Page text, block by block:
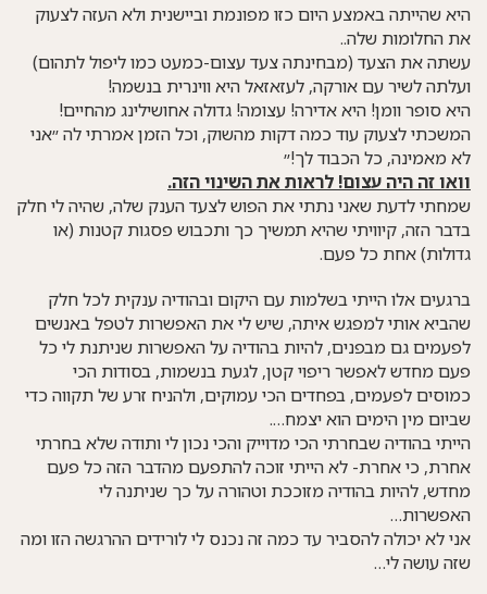
היא שהייתה באמצע היום כזו מפונמת וביישנית ולא העזה לצעוק
את החלומות שלה..
עשתה את הצעד (מבחינתה צעד עצום-כמעט כמו ליפול לתהום)
ועלתה לשיר עם אורקה, לעזאזאל היא ווינרית בנשמה!
היא סופר וומן! היא אדירה! עצומה! גדולה אחושילינג מהחיים!
המשכתי לצעוק עוד כמה דקות מהשוק, וכל הזמן אמרתי לה ״אני
לא מאמינה, כל הכבוד לך!״
וואו זה היה עצום! לראות את השינוי הזה.
שמחתי לדעת שאני נתתי את הפוש לצעד הענק שלה, שהיה לי חלק
בדבר הזה, קיוויתי שהיא תמשיך כך ותכבוש פסגות קטנות (או
גדולות) אחת כל פעם.
ברגעים אלו הייתי בשלמות עם היקום ובהודיה ענקית לכל חלק
שהביא אותי למפגש איתה, שיש לי את האפשרות לטפל באנשים
לפעמים גם מבפנים, להיות בהודיה על האפשרות שניתנת לי כל
פעם מחדש לאפשר ריפוי קטן, לגעת בנשמות, בסודות הכי
כמוסים לפעמים, בפחדים הכי עמוקים, ולהניח זרע של תקווה כדי
שביום מין הימים הוא יצמח….
הייתי בהודיה שבחרתי הכי מדוייק והכי נכון לי ותודה שלא בחרתי
אחרת, כי אחרת- לא הייתי זוכה להתפעם מהדבר הזה כל פעם
מחדש, להיות בהודיה מזוככת וטהורה על כך שניתנה לי
האפשרות…
אני לא יכולה להסביר עד כמה זה נכנס לי לורידים ההרגשה הזו ומה
שזה עושה לי…